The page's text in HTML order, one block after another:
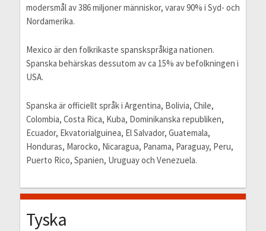
modersmål av 386 miljoner människor, varav 90% i Syd- och
Nordamerika.
Mexico är den folkrikaste spanskspråkiga nationen.
Spanska behärskas dessutom av ca 15% av befolkningen i
USA.
Spanska är officiellt språk i Argentina, Bolivia, Chile,
Colombia, Costa Rica, Kuba, Dominikanska republiken,
Ecuador, Ekvatorialguinea, El Salvador, Guatemala,
Honduras, Marocko, Nicaragua, Panama, Paraguay, Peru,
Puerto Rico, Spanien, Uruguay och Venezuela.
Tyska